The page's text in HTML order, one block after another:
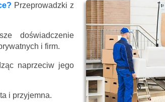
Przeprowadzki z
doświadczenie
i firm.
naprzeciw jego
i przyjemna.